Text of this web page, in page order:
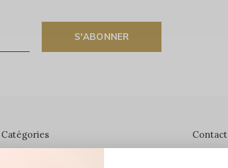
S'ABONNER
Catégories Contact